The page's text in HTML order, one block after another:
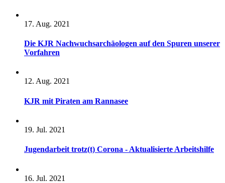
17. Aug. 2021
Die KJR Nachwuchsarchäologen auf den Spuren unserer
Vorfahren
12. Aug. 2021
KJR mit Piraten am Rannasee
19. Jul. 2021
Jugendarbeit trotz(t) Corona - Aktualisierte Arbeitshilfe
16. Jul. 2021